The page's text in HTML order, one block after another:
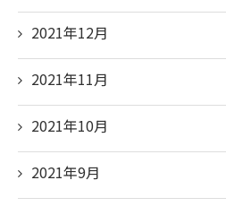
2021年12月
2021年11月
2021年10月
2021年9月